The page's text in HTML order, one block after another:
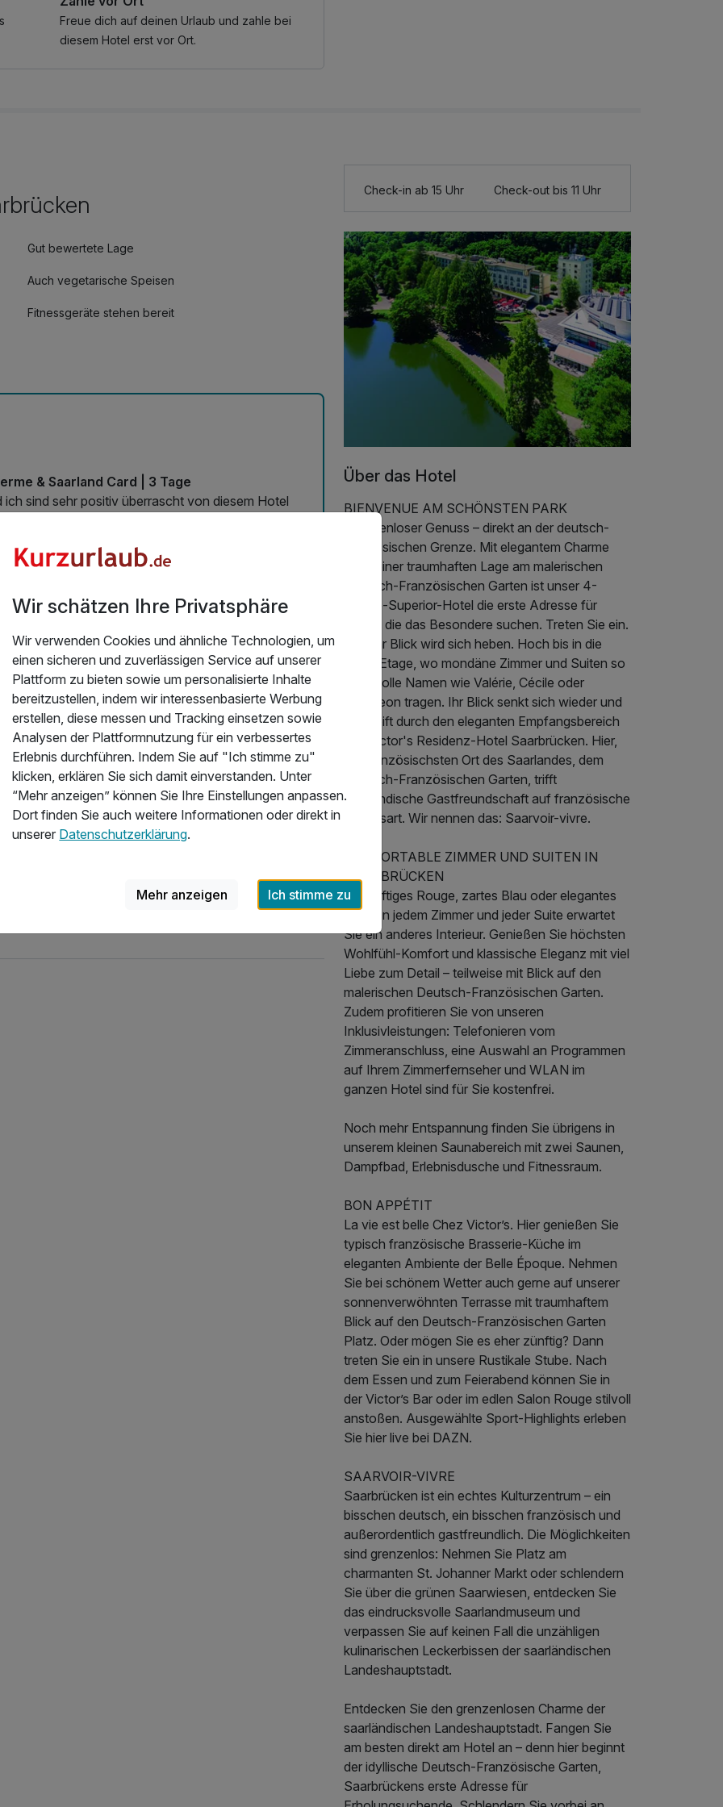
freien Eintritt zu derzeit über 90 Attraktionen sowie
bietet.
Freue dich auf deinen Urlaub und zahle bei
diesem Hotel erst vor Ort.
Gut bewertete Lage
Auch vegetarische Speisen
Fitnessgeräte stehen bereit
& Saarland Card | 3 Tage
sind sehr positiv überrascht von diesem Hotel
Königin behandelt. Es ist einfach empfehlenswert.
06.03.2026
Check-in ab 15 Uhr Check-out bis 11 Uhr
Über das Hotel
BIENVENUE AM SCHÖNSTEN PARK
Grenzenloser Genuss – direkt an der deutsch-
französischen Grenze. Mit elegantem Charme
und seiner traumhaften Lage am malerischen
Deutsch-Französischen Garten ist unser 4-
Sterne-Superior-Hotel die erste Adresse für
Gäste, die das Besondere suchen. Treten Sie ein.
Und Ihr Blick wird sich heben. Hoch bis in die
vierte Etage, wo mondäne Zimmer und Suiten so
klangvolle Namen wie Valérie, Cécile oder
Napoleon tragen. Ihr Blick senkt sich wieder und
schweift durch den eleganten Empfangsbereich
des Victor's Residenz-Hotel Saarbrücken. Hier,
am französischsten Ort des Saarlandes, dem
Deutsch-Französischen Garten, trifft
saarländische Gastfreundschaft auf französische
Lebensart. Wir nennen das: Saarvoir-vivre.
KOMFORTABLE ZIMMER UND SUITEN IN
SAARBRÜCKEN
Ob kräftiges Rouge, zartes Blau oder elegantes
Grau: In jedem Zimmer und jeder Suite erwartet
Sie ein anderes Interieur. Genießen Sie höchsten
Wohlfühl-Komfort und klassische Eleganz mit viel
Liebe zum Detail – teilweise mit Blick auf den
malerischen Deutsch-Französischen Garten.
Zudem profitieren Sie von unseren
Inklusivleistungen: Telefonieren vom
Zimmeranschluss, eine Auswahl an Programmen
auf Ihrem Zimmerfernseher und WLAN im
ganzen Hotel sind für Sie kostenfrei.
Noch mehr Entspannung finden Sie übrigens in
unserem kleinen Saunabereich mit zwei Saunen,
Dampfbad, Erlebnisdusche und Fitnessraum.
BON APPÉTIT
La vie est belle Chez Victor’s. Hier genießen Sie
typisch französische Brasserie-Küche im
eleganten Ambiente der Belle Époque. Nehmen
Sie bei schönem Wetter auch gerne auf unserer
sonnenverwöhnten Terrasse mit traumhaftem
Blick auf den Deutsch-Französischen Garten
Platz. Oder mögen Sie es eher zünftig? Dann
treten Sie ein in unsere Rustikale Stube. Nach
dem Essen und zum Feierabend können Sie in
der Victor’s Bar oder im edlen Salon Rouge stilvoll
anstoßen. Ausgewählte Sport-Highlights erleben
Sie hier live bei DAZN.
SAARVOIR-VIVRE
Saarbrücken ist ein echtes Kulturzentrum – ein
bisschen deutsch, ein bisschen französisch und
außerordentlich gastfreundlich. Die Möglichkeiten
sind grenzenlos: Nehmen Sie Platz am
charmanten St. Johanner Markt oder schlendern
Sie über die grünen Saarwiesen, entdecken Sie
das eindrucksvolle Saarlandmuseum und
verpassen Sie auf keinen Fall die unzähligen
kulinarischen Leckerbissen der saarländischen
Landeshauptstadt.
Entdecken Sie den grenzenlosen Charme der
saarländischen Landeshauptstadt. Fangen Sie
am besten direkt am Hotel an – denn hier beginnt
der idyllische Deutsch-Französische Garten,
Saarbrückens erste Adresse für
Wir schätzen Ihre Privatsphäre
Wir verwenden Cookies und ähnliche Technologien, um
einen sicheren und zuverlässigen Service auf unserer
Plattform zu bieten sowie um personalisierte Inhalte
bereitzustellen, indem wir interessenbasierte Werbung
erstellen, diese messen und Tracking einsetzen sowie
Analysen der Plattformnutzung für ein verbessertes
Erlebnis durchführen. Indem Sie auf "Ich stimme zu"
klicken, erklären Sie sich damit einverstanden. Unter
“Mehr anzeigen” können Sie Ihre Einstellungen anpassen.
Dort finden Sie auch weitere Informationen oder direkt in
unserer Datenschutzerklärung.
Mehr anzeigen Ich stimme zu